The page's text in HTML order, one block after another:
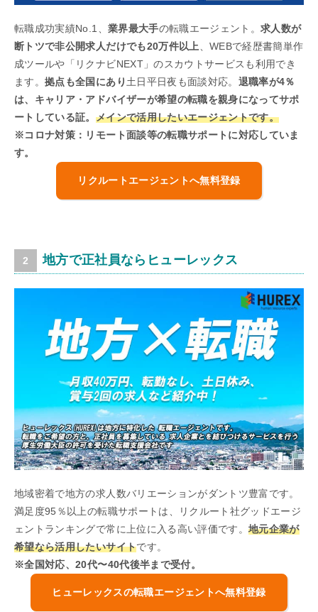
転職成功実績No.1、 業界最大手の転職エージェント。求人数が
断トツで非公開求人だけでも20万件以上
、WEBで経歴書簡単作
成ツールや「リクナビNEXT」のスカウトサービスも利用でき
ます。拠点も全国にあり 土日平日夜も面談対応。 退職率が4％
は、キャリア・アドバイザーが希望の転職を親身になってサポ
ートしている証。 メインで活用したいエージェントです。
※コロナ対策：リモート面談等の転職サポートに対応していま
す。
リクルートエージェントへ無料登録
地方で正社員ならヒューレックス
地域密着で地方の求人数バリエーションがダントツ豊富です。
満足度95％以上の転職サポートは、リクルート社グッドエージ
ェントランキングで常に上位に入る高い評価です。地元企業が
希望なら活用したいサイトです。
※全国対応、20代〜40代後半まで受付。
ヒューレックスの転職エージェントへ無料登録